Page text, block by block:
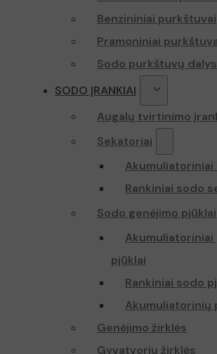
Benzininiai purkštuvai
Pramoniniai
Sodo purkštuvų dalys
SODO ĮRANKIAI
Augalų tvirtinimo
Sekatoriai
Rankiniai sodo
Sodo genėjimo pjūklai
pjūklai
Rankiniai sodo
Akumuliatorinių
Genėjimo žirklės
Gyvatvorių žirklės